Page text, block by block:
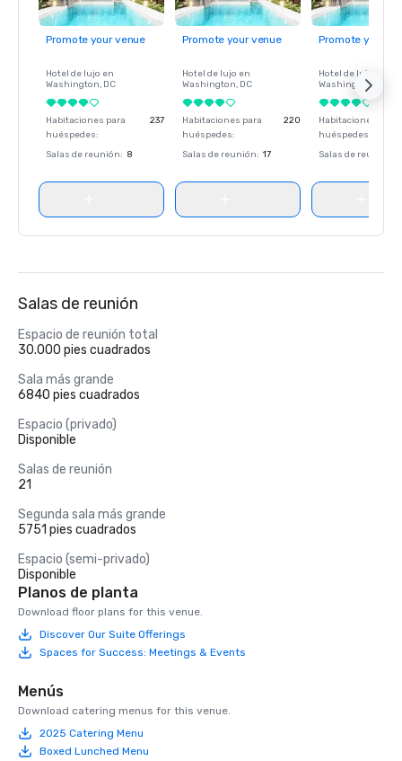
Promote your venue
Hotel de lujo en
Washington, DC
Habitaciones para
huéspedes:
237
Salas de reunión: 8
Promote your venue
Hotel de lujo en
Washington, DC
Habitaciones para
huéspedes:
220
Salas de reunión: 17
Promote your
Hotel de lujo en
Washington
Habitaciones para
huéspedes
Salas de reunión
Salas de reunión
Espacio de reunión total
30.000 pies cuadrados
Sala más grande
6840 pies cuadrados
Espacio (privado)
Disponible
Salas de reunión
21
Segunda sala más grande
5751 pies cuadrados
Espacio (semi-privado)
Disponible
Planos de planta
Download floor plans for this venue.
Discover Our Suite Offerings
Spaces for Success: Meetings & Events
Menús
Download catering menus for this venue.
2025 Catering Menu
Boxed Lunched Menu